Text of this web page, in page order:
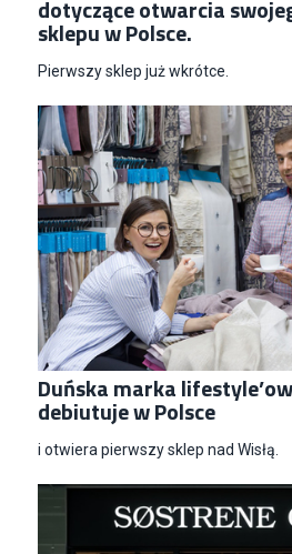
dotyczące otwarcia
sklepu w Polsce.
Pierwszy sklep już wkrótce.
Duńska marka
debiutuje w Polsce
i otwiera pierwszy sklep nad Wisłą.